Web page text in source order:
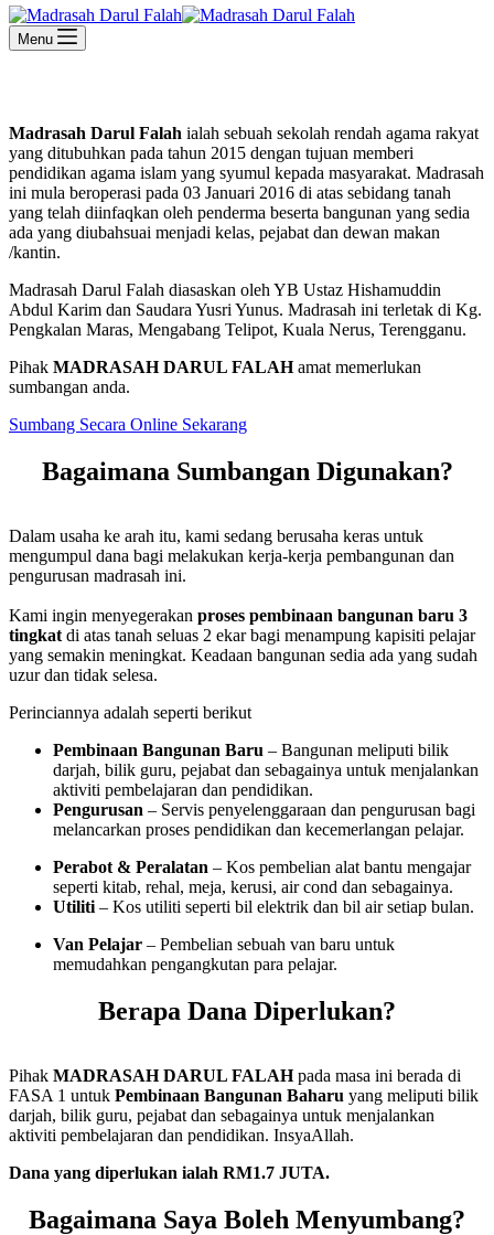
Menu
Madrasah Darul Falah ialah sebuah sekolah rendah agama rakyat
yang ditubuhkan pada tahun 2015 dengan tujuan memberi
pendidikan agama islam yang syumul kepada masyarakat. Madrasah
ini mula beroperasi pada 03 Januari 2016 di atas sebidang tanah
yang telah diinfaqkan oleh penderma beserta bangunan yang sedia
ada yang diubahsuai menjadi kelas, pejabat dan dewan makan
/kantin.
Madrasah Darul Falah diasaskan oleh YB Ustaz Hishamuddin
Abdul Karim dan Saudara Yusri Yunus. Madrasah ini terletak di Kg.
Pengkalan Maras, Mengabang Telipot, Kuala Nerus, Terengganu.
Pihak MADRASAH DARUL FALAHamat memerlukan
sumbangan anda.
Sumbang Secara Online Sekarang
Bagaimana Sumbangan Digunakan?
Dalam usaha ke arah itu, kami sedang berusaha keras untuk
mengumpul dana bagi melakukan kerja-kerja pembangunan dan
pengurusan madrasah ini.
Kami ingin menyegerakan proses pembinaan bangunan baru 3
tingkat di atas tanah seluas 2 ekar bagi menampung kapisiti pelajar
yang semakin meningkat. Keadaan bangunan sedia ada yang sudah
uzur dan tidak selesa.
Perinciannya adalah seperti berikut
Pembinaan Bangunan Baru – Bangunan meliputi bilik
darjah, bilik guru, pejabat dan sebagainya untuk menjalankan
aktiviti pembelajaran dan pendidikan.
Pengurusan – Servis penyelenggaraan dan pengurusan bagi
melancarkan proses pendidikan dan kecemerlangan pelajar.
Perabot & Peralatan – Kos pembelian alat bantu mengajar
seperti kitab, rehal, meja, kerusi, air cond dan sebagainya.
Utiliti – Kos utiliti seperti bil elektrik dan bil air setiap bulan.
Van Pelajar – Pembelian sebuah van baru untuk
memudahkan pengangkutan para pelajar.
Berapa Dana Diperlukan?
Pihak MADRASAH DARUL FALAHpada masa ini berada di
FASA 1 untuk Pembinaan Bangunan Baharu yang meliputi bilik
darjah, bilik guru, pejabat dan sebagainya untuk menjalankan
aktiviti pembelajaran dan pendidikan. InsyaAllah.
Dana yang diperlukan ialah RM1.7 JUTA.
Bagaimana Saya Boleh Menyumbang?